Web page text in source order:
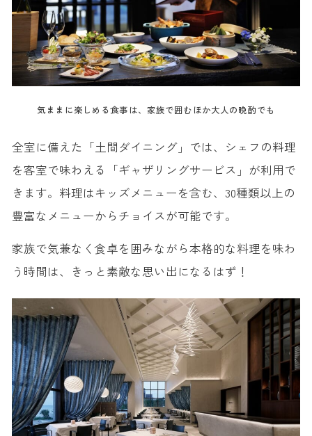
気ままに楽しめる食事は、家族で囲むほか大人の晩酌でも
全室に備えた「土間ダイニング」では、シェフの料理
を客室で味わえる「ギャザリングサービス」が利用で
きます。料理はキッズメニューを含む、30種類以上の
豊富なメニューからチョイスが可能です。
家族で気兼なく食卓を囲みながら本格的な料理を味わ
う時間は、きっと素敵な思い出になるはず！